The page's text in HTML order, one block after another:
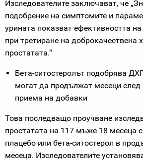
Изследователите заключават, че
подобрение на симптомите и
урината показват ефективността на
при третиране на доброкачествена
простатата.“
Бета-ситостеролът подобрява
могат да продължат месеци след
приема на добавки
Това последващо проучване
простатата на 117 мъже 18 месеца
плацебо или бета-ситостерол в
месеца. Изследователите